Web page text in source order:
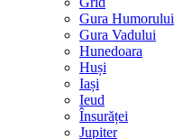
Gura Humorului
Gura Vadului
Hunedoara
Huși
Iași
Ieud
Însurăței
Jupiter